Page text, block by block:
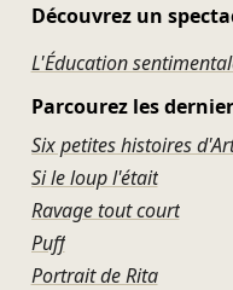
Découvrez un
L'Éducation
Parcourez les
Six petites histoires
Si le loup l'était
Ravage tout court
Puff
Portrait de Rita